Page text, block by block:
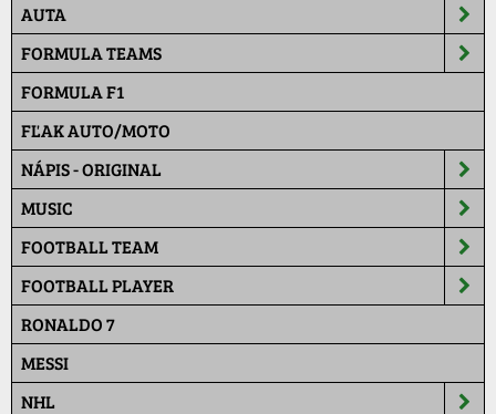
AUTA
FORMULA TEAMS
FORMULA F1
FĽAK AUTO/MOTO
NÁPIS - ORIGINAL
MUSIC
FOOTBALL TEAM
FOOTBALL PLAYER
RONALDO 7
MESSI
NHL